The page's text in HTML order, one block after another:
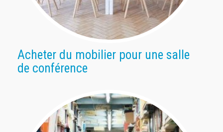
Acheter du mobilier pour une salle
de conférence